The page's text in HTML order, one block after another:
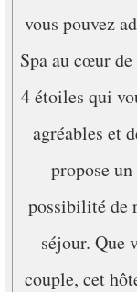
vous pouvez
Spa au cœur
4 étoiles qui
agréables et
propose
possibilité de
séjour. Que
couple, cet